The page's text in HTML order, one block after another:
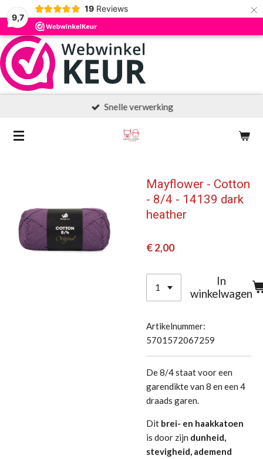
9,7
19 Reviews ×
Snelle verwerking
Mayflower - Cotton
- 8/4 - 14139 dark
heather
€ 2,00
In
winkelwagen
Artikelnummer:
5701572067259
De 8/4 staat voor een
garendikte van 8 en een 4
draads garen.
Dit brei- en haakkatoen
is door zijn dunheid,
stevigheid, ademend